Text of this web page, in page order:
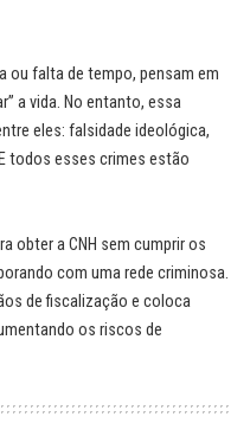
ou falta de tempo, pensam em
a vida. No entanto, essa
eles: falsidade ideológica,
todos esses crimes estão
obter a CNH sem cumprir os
com uma rede criminosa.
de fiscalização e coloca
os riscos de